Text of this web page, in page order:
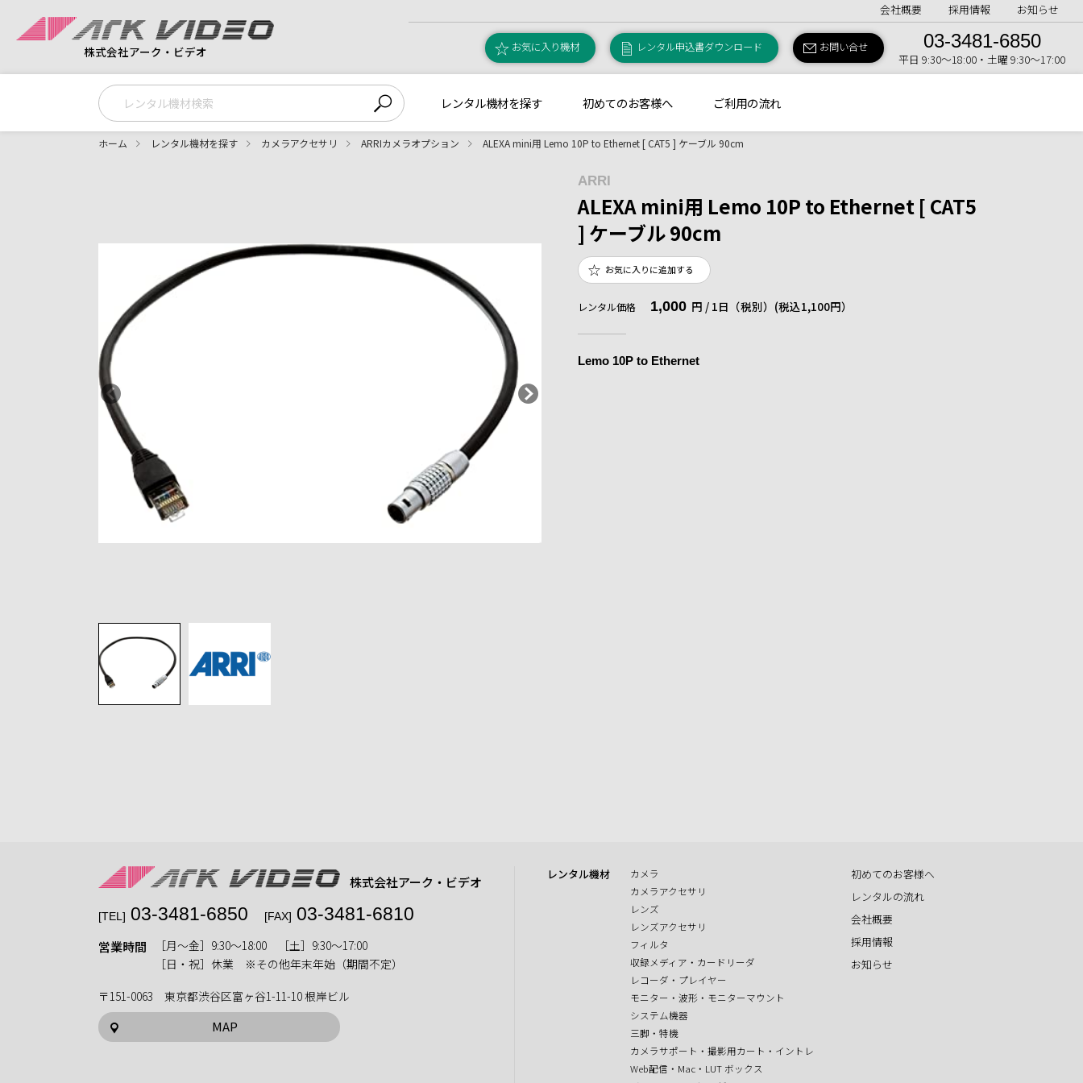
株式会社アーク・ビデオ
会社概要 採用情報 お知らせ
お気に入り機材 レンタル申込書ダウンロード お問い合せ 03-3481-6850
平日 9:30〜18:00・土曜 9:30〜17:00
レンタル機材を探す 初めてのお客様へ ご利用の流れ
ホーム レンタル機材を探す カメラアクセサリ ARRIカメラオプション ALEXA mini用 Lemo 10P to Ethernet [ CAT5 ] ケーブル 90cm
ARRI
ALEXA mini用 Lemo 10P to Ethernet [ CAT5
] ケーブル 90cm
お気に入りに追加する
レンタル価格 1,000 円 / 1日（税別） (税込1,100円）
Lemo 10P to Ethernet
株式会社アーク・ビデオ
[TEL] 03-3481-6850 [FAX] 03-3481-6810
営業時間
［月〜金］9:30〜18:00 ［土］9:30〜17:00
［日・祝］休業 ※その他年末年始（期間不定）
〒151-0063 東京都渋谷区富ヶ谷1-11-10 根岸ビル
MAP
レンタル機材
カメラ
カメラアクセサリ
レンズ
レンズアクセサリ
フィルタ
収録メディア・カードリーダ
レコーダ・プレイヤー
モニター・波形・モニターマウント
システム機器
三脚・特機
カメラサポート・撮影用カート・イントレ
Web配信・Mac・LUT ボックス
初めてのお客様へ
レンタルの流れ
会社概要
採用情報
お知らせ